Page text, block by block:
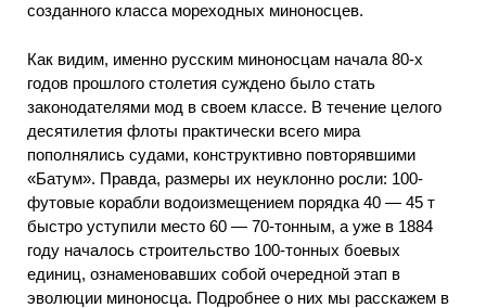
созданного класса мореходных миноносцев.
Как видим, именно русским миноносцам начала 80-х
годов прошлого столетия суждено было стать
законодателями мод в своем классе. В течение целого
десятилетия флоты практически всего мира
пополнялись судами, конструктивно повторявшими
«Батум». Правда, размеры их неуклонно росли: 100-
футовые корабли водоизмещением порядка 40 — 45 т
быстро уступили место 60 — 70-тонным, а уже в 1884
году началось строительство 100-тонных боевых
единиц, ознаменовавших собой очередной этап в
эволюции миноносца. Подробнее о них мы расскажем в